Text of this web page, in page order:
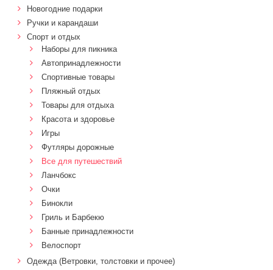
Новогодние подарки
Ручки и карандаши
Спорт и отдых
Наборы для пикника
Автопринадлежности
Спортивные товары
Пляжный отдых
Товары для отдыха
Красота и здоровье
Игры
Футляры дорожные
Все для путешествий
Ланчбокс
Очки
Бинокли
Гриль и Барбекю
Банные принадлежности
Велоспорт
Одежда (Ветровки, толстовки и прочее)